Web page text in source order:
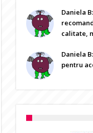
Daniela
calitate,
Daniela
pentru